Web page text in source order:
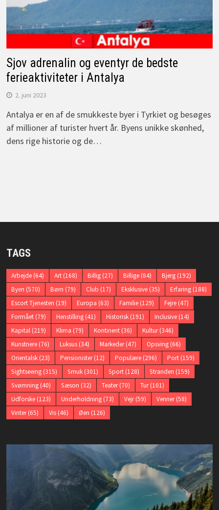
Sjov adrenalin og eventyr de bedste
ferieaktiviteter i Antalya
2. juni 2023
Antalya er en af de smukkeste byer i Tyrkiet og besøges
af millioner af turister hvert år. Byens unikke skønhed,
dens rige historie og de…
TAGS
Arbejde(64) Art(168) Billig(27) Billige(84) Bjerg(192)
Byen (570) Børn (79) Club (17) Eksklusive(35) Erfaring(188)
Escort Tjenesten (19) Europa (63) Familie(129) Fejre(47)
Formået(79) Henstilling(41) Historisk(191) Inclusive(14)
Kapital(219) Klima (79) Kontinent(36) Kultur(346)
Kunstnere(76) Luksus(34) Markeder(47) Opsving(66)
Orientalsk(23) Pensionister(12) Populære(296) Port(159)
Sightseeing(315) Smuk(301) Sport(128) Stranden (159)
Svømning(40) Sæson (32) Teater(70) Tur(101)
Udforske(123) Underholdning(73) Vejr(59) Venner(58)
Vinter(65) Vis(46) Øen (126)